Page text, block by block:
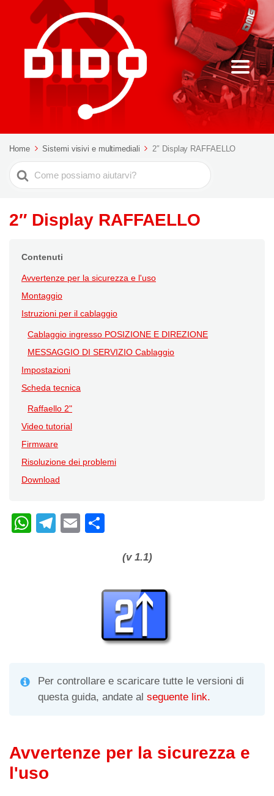
Home Sistemi visivi e multimediali 2″ Display RAFFAELLO
Ricerca
per
2″ Display RAFFAELLO
Contenuti
Avvertenze per la sicurezza e l'uso
Montaggio
Istruzioni per il cablaggio
Cablaggio ingresso POSIZIONE E DIREZIONE
MESSAGGIO DI SERVIZIO Cablaggio
Impostazioni
Scheda tecnica
Raffaello 2"
Video tutorial
Firmware
Risoluzione dei problemi
Download
W
T
E
vi
di
(v 1.1)
Per controllare e scaricare tutte le versioni di
questa guida, andate al seguente link.
Avvertenze per la sicurezza e
l'uso